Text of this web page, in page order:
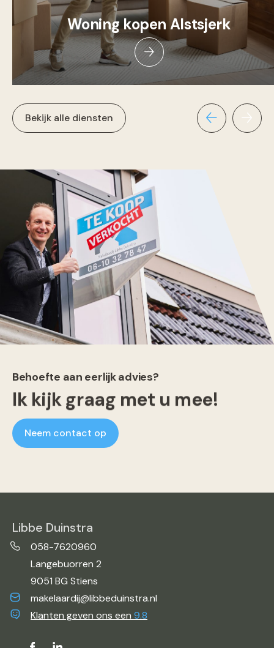
Woning kopen Alstsjerk
Bekijk alle diensten
Behoefte aan eerlijk advies?
Ik kijk graag met u mee!
Neem contact op
Libbe Duinstra
058-7620960
Langebuorren 2
9051 BG Stiens
makelaardij@libbeduinstra.nl
Klanten geven ons een 9.8